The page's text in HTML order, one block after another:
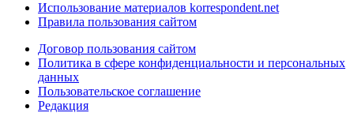
Использование материалов korrespondent.net
Правила пользования сайтом
Договор пользования сайтом
Политика в сфере конфиденциальности и персональных
данных
Пользовательское соглашение
Редакция